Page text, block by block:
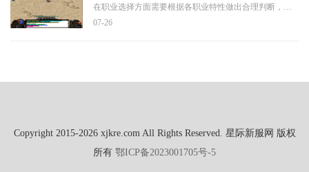
在职业选择方面需要根据各职业特性做出合理判断，战士职业具备较高的血量和攻击力，前期阶段展现出良好的输出强度，在中后期则拥有较强的爆发伤害能力，能够对敌人造成显著的
07-26
Copyright 2015-2026 xjkre.com All Rights Reserved. 星际新服网 版权
所有 鄂ICP备2023001705号-5